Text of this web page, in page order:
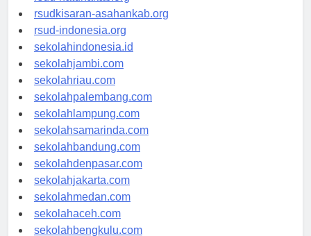
rsud-natunakab.org
rsudkisaran-asahankab.org
rsud-indonesia.org
sekolahindonesia.id
sekolahjambi.com
sekolahriau.com
sekolahpalembang.com
sekolahlampung.com
sekolahsamarinda.com
sekolahbandung.com
sekolahdenpasar.com
sekolahjakarta.com
sekolahmedan.com
sekolahaceh.com